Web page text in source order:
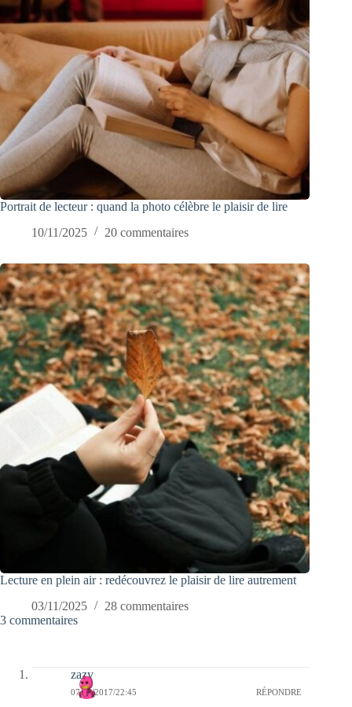
Portrait de lecteur : quand la photo célèbre le plaisir de lire
10/11/2025
20 commentaires
Lecture en plein air : redécouvrez le plaisir de lire autrement
03/11/2025
28 commentaires
3 commentaires
zazy
07/11/2017/22:45 RÉPONDRE